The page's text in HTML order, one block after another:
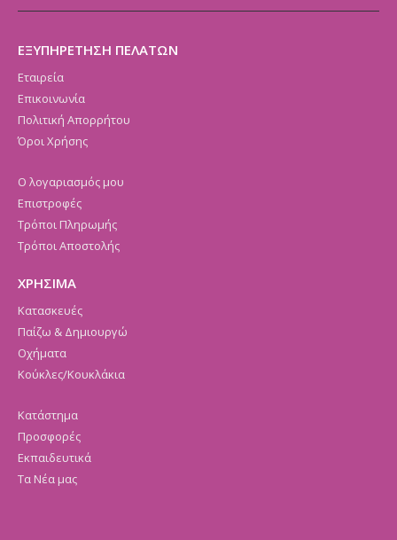
ΕΞΥΠΗΡΕΤΗΣΗ ΠΕΛΑΤΩΝ
Εταιρεία
Επικοινωνία
Πολιτική Απορρήτου
Όροι Χρήσης
Ο λογαριασμός μου
Επιστροφές
Τρόποι Πληρωμής
Τρόποι Αποστολής
ΧΡΗΣΙΜΑ
Κατασκευές
Παίζω & Δημιουργώ
Οχήματα
Κούκλες/Κουκλάκια
Κατάστημα
Προσφορές
Εκπαιδευτικά
Τα Νέα μας